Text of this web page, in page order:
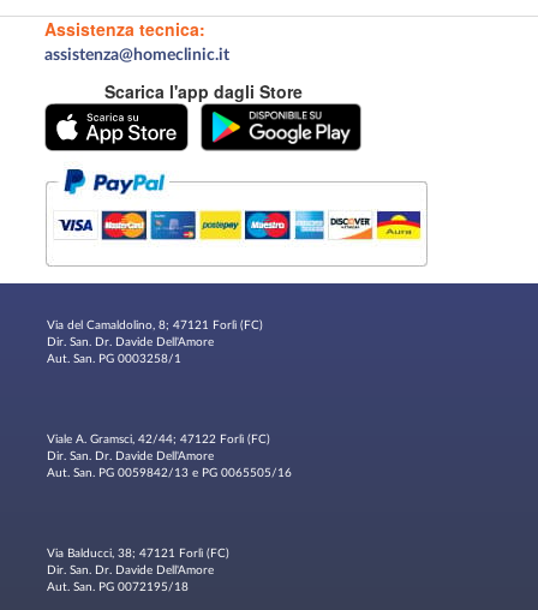
Assistenza tecnica:
assistenza@homeclinic.it
Scarica l'app dagli Store
Via del Camaldolino, 8; 47121 Forlì (FC)
Dir. San. Dr. Davide Dell'Amore
Aut. San. PG 0003258/1
Viale A. Gramsci, 42/44; 47122 Forlì (FC)
Dir. San. Dr. Davide Dell'Amore
Aut. San. PG 0059842/13 e PG 0065505/16
Via Balducci, 38; 47121 Forlì (FC)
Dir. San. Dr. Davide Dell'Amore
Aut. San. PG 0072195/18